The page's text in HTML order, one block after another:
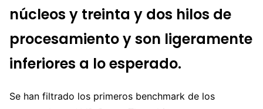
núcleos y treinta y dos hilos de
procesamiento y son ligeramente
inferiores a lo esperado.
Se han filtrado los primeros benchmark de los